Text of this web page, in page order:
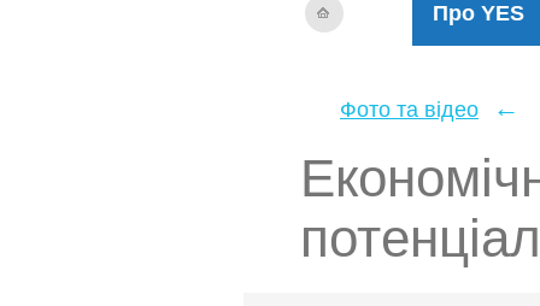
Про YES
Фото та відео ←